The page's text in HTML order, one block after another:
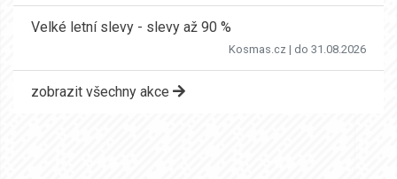
Velké letní slevy - slevy až 90 %
Kosmas.cz | do 31.08.2026
zobrazit všechny akce